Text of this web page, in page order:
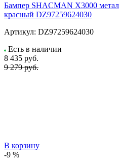
Бампер SHACMAN X3000
красный DZ97259624030
Артикул: DZ97259624030
Есть в наличии
8 435 руб.
9 279 руб.
В корзину
-9 %